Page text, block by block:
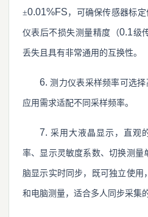
±0.01%FS ，可确保传感器标
仪表后不损失测量精度（0.1级
丢失且具有非常通用的互换性。
6.测力仪表采样频率可选
应用需求适配不同采样频率。
7. 采用大液晶显示，直观
率、显示灵敏度系数、切换测量
脑显示实时同步，既可独立使用
和电脑测量，适合多人同步采集